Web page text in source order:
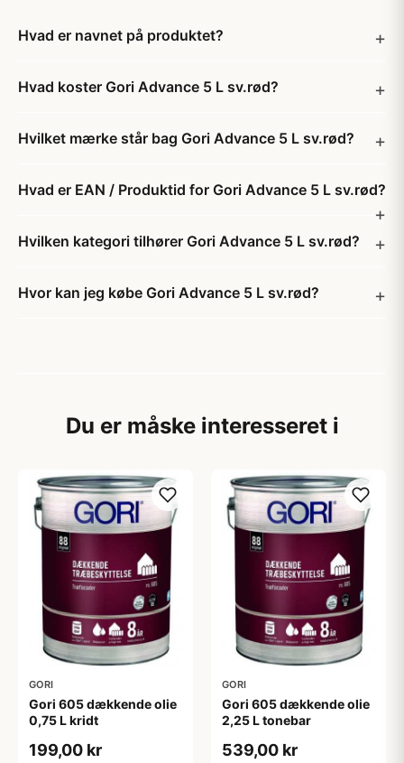
Hvad er navnet på produktet?
Hvad koster Gori Advance 5 L sv.rød?
Hvilket mærke står bag Gori Advance 5 L sv.rød?
Hvad er EAN / Produktid for Gori Advance 5 L sv.rød?
Hvilken kategori tilhører Gori Advance 5 L sv.rød?
Hvor kan jeg købe Gori Advance 5 L sv.rød?
Du er måske interesseret i
GORI
Gori 605 dækkende olie
0,75 L kridt
199,00 kr
GORI
Gori 605 dækkende olie
2,25 L tonebar
539,00 kr